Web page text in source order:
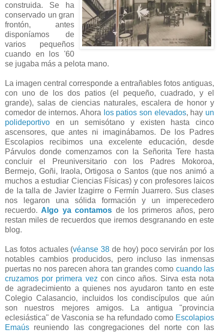
construida. Se ha
conservado un gran
frontón, antes
disponíamos de
varios pequeños
cuando en los '60
se jugaba más a pelota mano.
La imagen central corresponde a entrañables fotos antiguas,
con uno de los dos patios (el pequeño, cuadrado, y el
grande), salas de ciencias naturales, escalera de honor y
comedor de internos. Ahora los patios son elevados, hay un
polideportivo en un semisótano y existen hasta cinco
ascensores, que antes ni imaginábamos. De los Padres
Escolapios recibimos una excelente educación, desde
Párvulos donde comenzamos con la Señorita Tere hasta
concluir el Preuniversitario con los Padres Mokoroa,
Bermejo, Goñi, Iraola, Ortigosa o Santos (que nos animó a
muchos a estudiar Ciencias Físicas) y con profesores laicos
de la talla de Javier Izagirre o Fermín Juarrero. Sus clases
nos legaron una sólida formación y un imperecedero
recuerdo. Algo ya contamos de los primeros años, pero
restan miles de recuerdos que iremos desgranando en este
blog.
Las fotos actuales (véanse 38 de hoy) poco servirán por los
notables cambios producidos, pero incluso las inmensas
puertas no nos parecen ahora tan grandes como cuando las
cruzamos por primera vez con cinco años. Sirva esta nota
de agradecimiento a quienes nos ayudaron tanto en este
Colegio Calasancio, incluidos los condiscípulos que aún
son nuestros mejores amigos. La antigua "provincia
eclesiástica" de Vasconia se ha refundado como Escolapios
Emaús reuniendo las congregaciones del norte con las